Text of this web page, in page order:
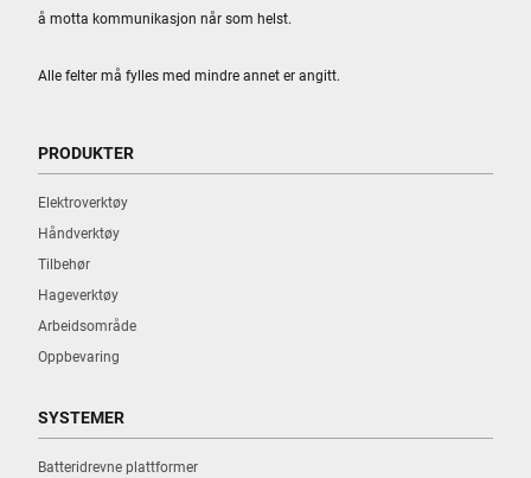
Alle felter må fylles med mindre annet er angitt.
å motta kommunikasjon når som helst.
PRODUKTER
Elektroverktøy
Håndverktøy
Tilbehør
Hageverktøy
Arbeidsområde
Oppbevaring
SYSTEMER
Batteridrevne plattformer